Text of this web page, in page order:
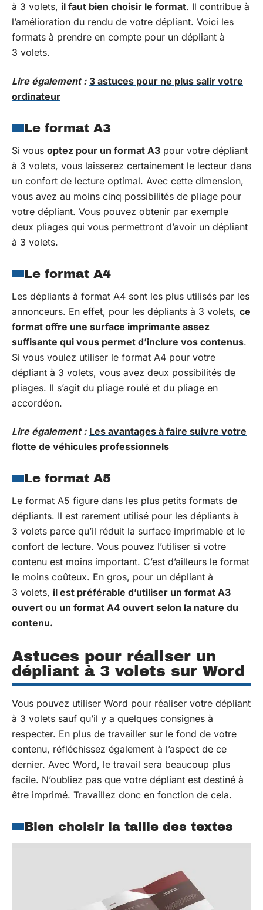
à 3 volets, il faut bien choisir le format. Il contribue à
l’amélioration du rendu de votre dépliant. Voici les
formats à prendre en compte pour un dépliant à
3 volets.
Lire également : 3 astuces pour ne plus salir votre
ordinateur
Le format A3
Si vous optez pour un format A3 pour votre dépliant
à 3 volets, vous laisserez certainement le lecteur dans
un confort de lecture optimal. Avec cette dimension,
vous avez au moins cinq possibilités de pliage pour
votre dépliant. Vous pouvez obtenir par exemple
deux pliages qui vous permettront d’avoir un dépliant
à 3 volets.
Le format A4
Les dépliants à format A4 sont les plus utilisés par les
annonceurs. En effet, pour les dépliants à 3 volets, ce
format offre une surface imprimante assez
suffisante qui vous permet d’inclure vos contenus.
Si vous voulez utiliser le format A4 pour votre
dépliant à 3 volets, vous avez deux possibilités de
pliages. Il s’agit du pliage roulé et du pliage en
accordéon.
Lire également : Les avantages à faire suivre votre
flotte de véhicules professionnels
Le format A5
Le format A5 figure dans les plus petits formats de
dépliants. Il est rarement utilisé pour les dépliants à
3 volets parce qu’il réduit la surface imprimable et le
confort de lecture. Vous pouvez l’utiliser si votre
contenu est moins important. C’est d’ailleurs le format
le moins coûteux. En gros, pour un dépliant à
3 volets, il est préférable d’utiliser un format A3
ouvert ou un format A4 ouvert selon la nature du
contenu.
Astuces pour réaliser un
dépliant à 3 volets sur Word
Vous pouvez utiliser Word pour réaliser votre dépliant
à 3 volets sauf qu’il y a quelques consignes à
respecter. En plus de travailler sur le fond de votre
contenu, réfléchissez également à l’aspect de ce
dernier. Avec Word, le travail sera beaucoup plus
facile. N’oubliez pas que votre dépliant est destiné à
être imprimé. Travaillez donc en fonction de cela.
Bien choisir la taille des textes